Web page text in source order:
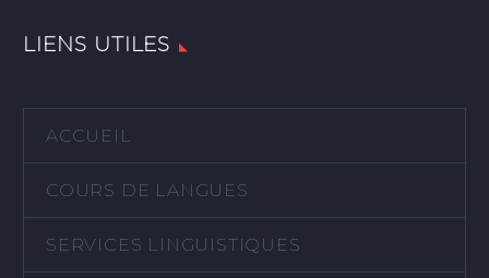
LIENS UTILES
ACCUEIL
COURS DE LANGUES
SERVICES LINGUISTIQUES